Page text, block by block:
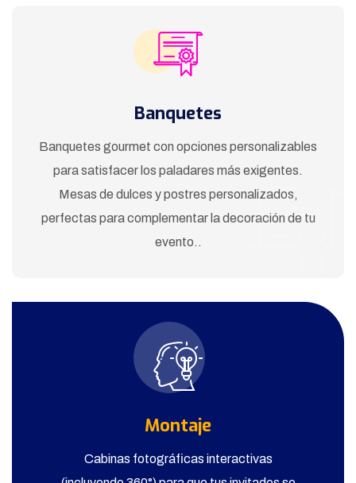
Banquetes
Banquetes gourmet con opciones personalizables
para satisfacer los paladares más exigentes.
Mesas de dulces y postres personalizados,
perfectas para complementar la decoración de tu
evento..
Montaje
Cabinas fotográficas interactivas